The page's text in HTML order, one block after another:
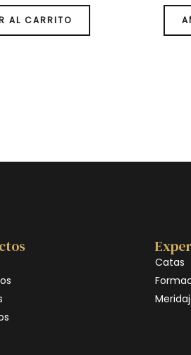
AL CARRITO
Catas